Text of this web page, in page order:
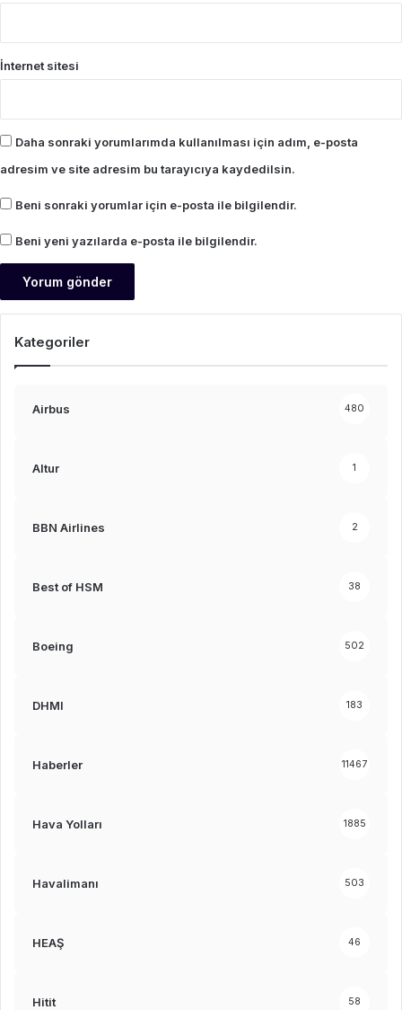
İnternet sitesi
Daha sonraki yorumlarımda kullanılması için adım, e-posta
adresim ve site adresim bu tarayıcıya kaydedilsin.
Beni sonraki yorumlar için e-posta ile bilgilendir.
Beni yeni yazılarda e-posta ile bilgilendir.
Kategoriler
Airbus 480
Altur 1
BBN Airlines 2
Best of HSM 38
Boeing 502
DHMI 183
Haberler 11467
Hava Yolları 1885
Havalimanı 503
HEAŞ 46
Hitit 58